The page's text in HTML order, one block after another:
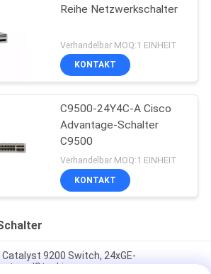
Reihe Netzwerkschalter
Verhandelbar MOQ:1 EINHEIT
KONTAKT
C9500-24Y4C-A Cisco
Advantage-Schalter
C9500
Verhandelbar MOQ:1 EINHEIT
KONTAKT
9200 Switch, 24xGE-
Stacking